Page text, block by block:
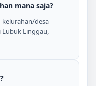
mana saja?
kelurahan/desa
Lubuk Linggau,